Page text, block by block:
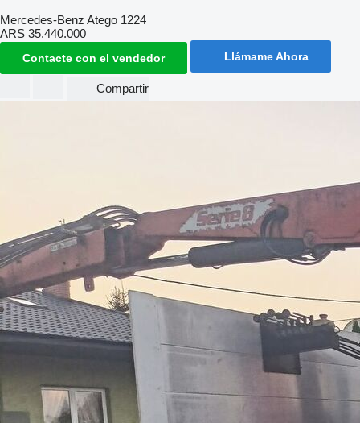
Mercedes-Benz Atego 1224
ARS 35.440.000
Contacte con el vendedor Llámame Ahora
Compartir